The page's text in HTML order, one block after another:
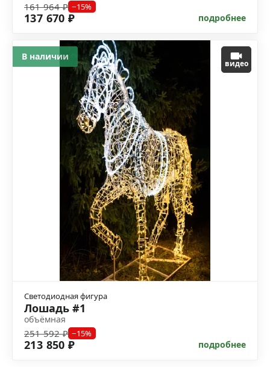
161 964 ₽ −15%
137 670 ₽ подробнее
видео
Светодиодная фигура
Лошадь #1
объёмная
251 592 ₽ −15%
213 850 ₽ подробнее
В наличии